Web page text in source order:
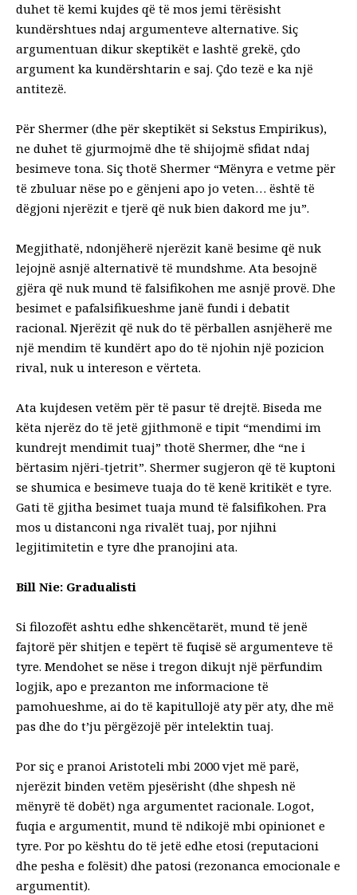
duhet të kemi kujdes që të mos jemi tërësisht
kundërshtues ndaj argumenteve alternative. Siç
argumentuan dikur skeptikët e lashtë grekë, çdo
argument ka kundërshtarin e saj. Çdo tezë e ka një
antitezë.
Për Shermer (dhe për skeptikët si Sekstus Empirikus),
ne duhet të gjurmojmë dhe të shijojmë sfidat ndaj
besimeve tona. Siç thotë Shermer “Mënyra e vetme për
të zbuluar nëse po e gënjeni apo jo veten… është të
dëgjoni njerëzit e tjerë që nuk bien dakord me ju”.
Megjithatë, ndonjëherë njerëzit kanë besime që nuk
lejojnë asnjë alternativë të mundshme. Ata besojnë
gjëra që nuk mund të falsifikohen me asnjë provë. Dhe
besimet e pafalsifikueshme janë fundi i debatit
racional. Njerëzit që nuk do të përballen asnjëherë me
një mendim të kundërt apo do të njohin një pozicion
rival, nuk u intereson e vërteta.
Ata kujdesen vetëm për të pasur të drejtë. Biseda me
këta njerëz do të jetë gjithmonë e tipit “mendimi im
kundrejt mendimit tuaj” thotë Shermer, dhe “ne i
bërtasim njëri-tjetrit”. Shermer sugjeron që të kuptoni
se shumica e besimeve tuaja do të kenë kritikët e tyre.
Gati të gjitha besimet tuaja mund të falsifikohen. Pra
mos u distanconi nga rivalët tuaj, por njihni
legjitimitetin e tyre dhe pranojini ata.
Bill Nie: Gradualisti
Si filozofët ashtu edhe shkencëtarët, mund të jenë
fajtorë për shitjen e tepërt të fuqisë së argumenteve të
tyre. Mendohet se nëse i tregon dikujt një përfundim
logjik, apo e prezanton me informacione të
pamohueshme, ai do të kapitullojë aty për aty, dhe më
pas dhe do t’ju përgëzojë për intelektin tuaj.
Por siç e pranoi Aristoteli mbi 2000 vjet më parë,
njerëzit binden vetëm pjesërisht (dhe shpesh në
mënyrë të dobët) nga argumentet racionale. Logot,
fuqia e argumentit, mund të ndikojë mbi opinionet e
tyre. Por po kështu do të jetë edhe etosi (reputacioni
dhe pesha e folësit) dhe patosi (rezonanca emocionale e
argumentit).